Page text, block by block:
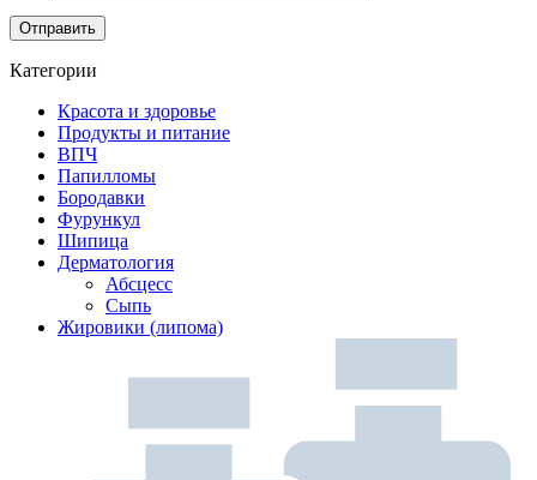
Категории
Красота и здоровье
Продукты и питание
ВПЧ
Папилломы
Бородавки
Фурункул
Шипица
Дерматология
Абсцесс
Сыпь
Жировики (липома)